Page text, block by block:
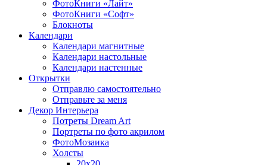
ФотоКниги «Лайт»
ФотоКниги «Софт»
Блокноты
Календари
Календари магнитные
Календари настольные
Календари настенные
Открытки
Отправлю самостоятельно
Отправьте за меня
Декор Интерьера
Потреты Dream Art
Портреты по фото акрилом
ФотоМозаика
Холсты